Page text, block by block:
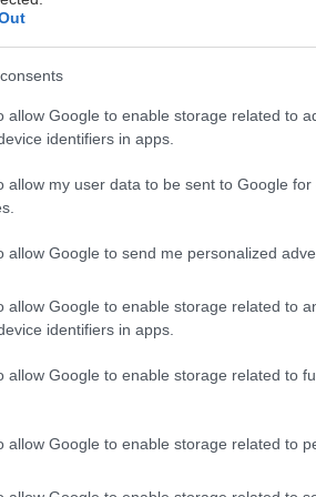
allow Google to enable storage related to
identifiers in apps.
allow my user data to be sent to Google
allow Google to send me personalized
allow Google to enable storage related to
identifiers in apps.
allow Google to enable storage related to
allow Google to enable storage related to
της Seat και της
την παραγωγή των Cupra
μία νέα εποχή για
για τον εξηλεκτρισμό
ηλεκτρικών αστικών
την ηγεσία της Seat και της
Volkswagen, φιλοδοξεί
σε ολόκληρη την
από τρεις διαφορετικές